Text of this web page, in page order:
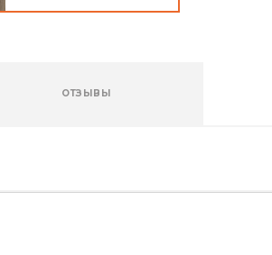
ОТЗЫВЫ